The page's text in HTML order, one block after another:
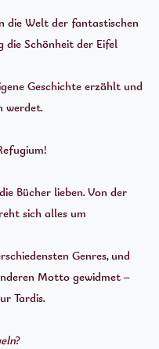
die Welt der fantastischen
Schönheit der Eifel
Geschichte erzählt und
werdet.
Bücher lieben. Von der
sich alles um
Genres, und
Motto gewidmet –
Tardis.
?